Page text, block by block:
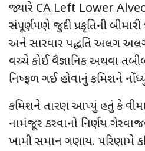
જ્યારે CA Left Lower
સંપૂર્ણપણે જુદી પ્રકૃતિની
અને સારવાર પદ્ધતિ અલગ
વચ્ચે કોઈ વૈજ્ઞાનિક અથવા
નિષ્ફળ ગઈ હોવાનું કમિશને
કમિશને તારણ આપ્યું હતું કે વીમા
નામંજૂર કરવાનો નિર્ણય
ખામી સમાન ગણાય. પરિણામે